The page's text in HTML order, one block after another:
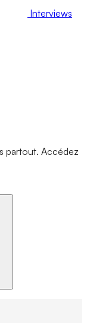
Interviews
partout. Accédez